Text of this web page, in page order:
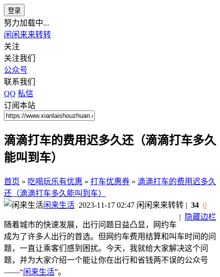
登录
努力加载中...
闲闲来来转转
关注
关注我们
公众号
联系我们
QQ 私信
订阅本站
滴滴打车的费用迟多久还（滴滴打车多久
能叫到车）
首页 » 吃喝玩乐有优惠 » 打车优惠券 » 滴滴打车的费用迟多久
还（滴滴打车多久能叫到车）
闲来生活 2023-11-17 02:47 闲闲来来转转
|
隐藏边栏
| 34 0
随着城市的快速发展，出行问题日益凸显，网约车
成为了许多人出行的首选。但网约车费用结算和叫车时间的问
题，一直让乘客们感到困扰。今天，我就给大家解决这个问
题，并为大家介绍一个能让你在出行和省钱两不误的公众号
——“闲来生活”。